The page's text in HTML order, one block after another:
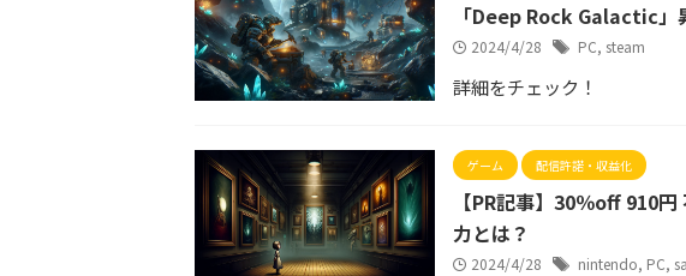
「Deep Rock Galactic」
2024/4/28 PC, steam
詳細をチェック！
ゲーム 配信許諾・収益化
【PR記事】30％off 910
力とは？
2024/4/28 nintendo, PC,